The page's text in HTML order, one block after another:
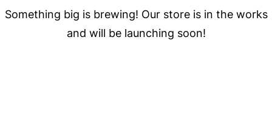
Something big is brewing! Our store is in the works
and will be launching soon!